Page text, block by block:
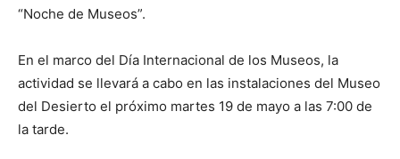
“Noche de Museos”.
En el marco del Día Internacional de los Museos, la
actividad se llevará a cabo en las instalaciones del Museo
del Desierto el próximo martes 19 de mayo a las 7:00 de
la tarde.